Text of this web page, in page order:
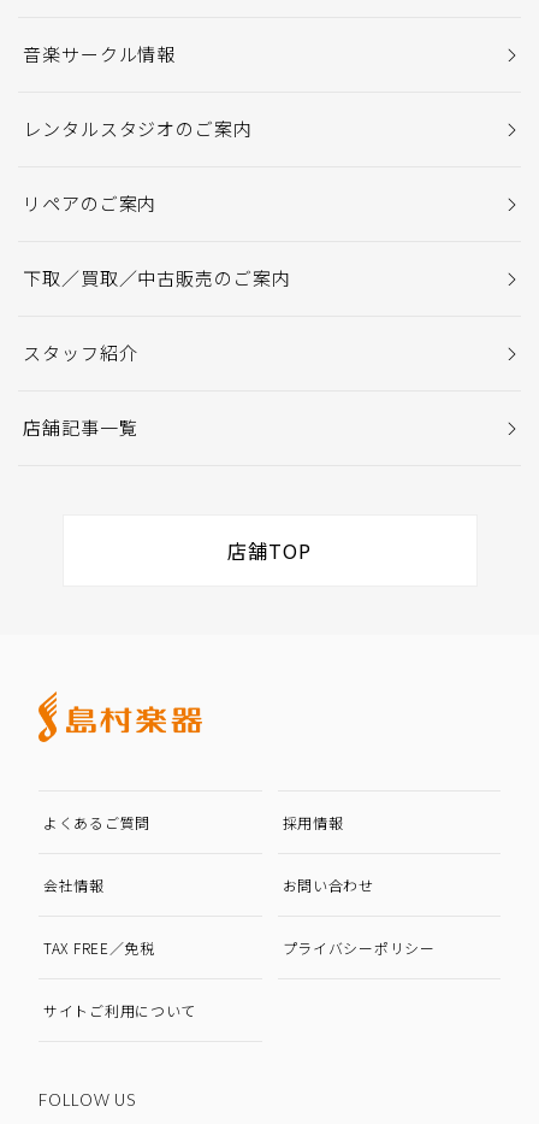
音楽サークル情報
レンタルスタジオのご案内
リペアのご案内
下取／買取／中古販売のご案内
スタッフ紹介
店舗記事一覧
店舗TOP
よくあるご質問 採用情報
会社情報 お問い合わせ
TAX FREE／免税 プライバシーポリシー
サイトご利用について
FOLLOW US